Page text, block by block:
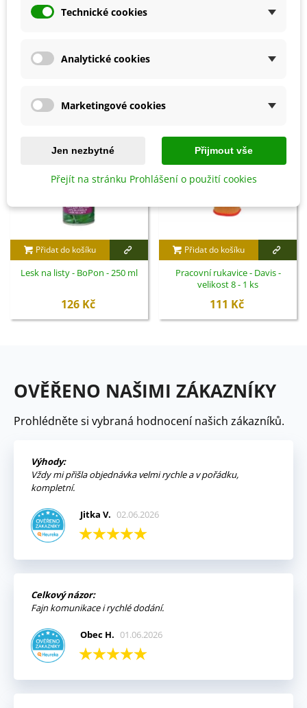
Detaily produktu
SOUVISEJÍCÍ PRODUKTY
Přidat do košíku
Lesk na listy - BoPon - 250 ml
126 Kč
Přidat do košíku
Pracovní rukavice - Davis -
velikost 8 - 1 ks
111 Kč
OVĚŘENO NAŠIMI ZÁKAZNÍKY
Prohlédněte si vybraná hodnocení našich zákazníků.
Výhody:
Vždy mi přišla objednávka velmi rychle a v pořádku,
kompletní.
Jitka V. 02.06.2026
Celkový názor:
Fajn komunikace i rychlé dodání.
Obec H. 01.06.2026
Technické cookies
Analytické cookies
Marketingové cookies
Jen nezbytné Přijmout vše
Přejít na stránku Prohlášení o použití cookies